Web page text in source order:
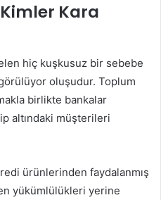
Kara
hiç kuşkusuz bir sebebe
oluşudur. Toplum
birlikte bankalar
altındaki müşterileri
ürünlerinden faydalanmış
yükümlülükleri yerine